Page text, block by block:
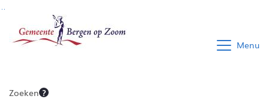
Ga naar de inhoud van deze pagina
Ga naar het zoeken
Ga naar het menu
Menu
Zoeken